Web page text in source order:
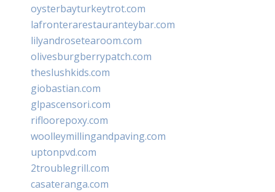
oysterbayturkeytrot.com
lafronterarestauranteybar.com
lilyandrosetearoom.com
olivesburgberrypatch.com
theslushkids.com
giobastian.com
glpascensori.com
rifloorepoxy.com
woolleymillingandpaving.com
uptonpvd.com
2troublegrill.com
casateranga.com